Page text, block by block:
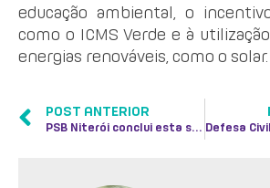
educação ambiental, o
como o ICMS Verde e à
energias renováveis, como o solar.
POST ANTERIOR
PSB Niterói conclui esta semana primeira etapa de debates para a construção do programa de governo